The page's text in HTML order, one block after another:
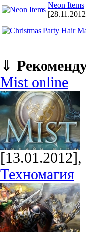
Neon Items
⇓
Mist online
[13.01.2012],
Техномагия